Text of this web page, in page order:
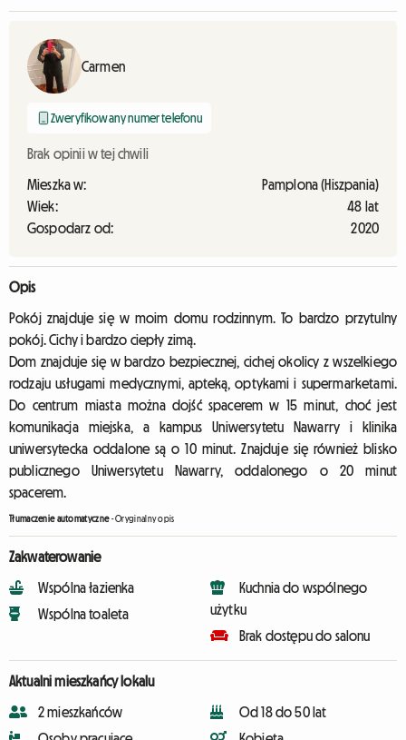
Carmen
Zweryfikowany numer telefonu
Brak opinii w tej chwili
Mieszka w:
Pamplona (Hiszpania)
Wiek:
48 lat
Gospodarz od:
2020
Opis
Pokój znajduje się w moim domu rodzinnym. To bardzo przytulny
pokój. Cichy i bardzo ciepły zimą.
Dom znajduje się w bardzo bezpiecznej, cichej okolicy z wszelkiego
rodzaju usługami medycznymi, apteką, optykami i supermarketami.
Do centrum miasta można dojść spacerem w 15 minut, choć jest
komunikacja miejska, a kampus Uniwersytetu Nawarry i klinika
uniwersytecka oddalone są o 10 minut. Znajduje się również blisko
publicznego Uniwersytetu Nawarry, oddalonego o 20 minut
spacerem.
Tłumaczenie automatyczne-Oryginalny opis
Zakwaterowanie
Wspólna łazienka
Wspólna toaleta
Kuchnia do wspólnego
użytku
Brak dostępu do salonu
Aktualni mieszkańcy lokalu
2 mieszkańców
Od 18 do 50 lat